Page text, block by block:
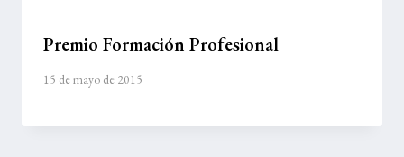
Premio Formación Profesional
15 de mayo de 2015